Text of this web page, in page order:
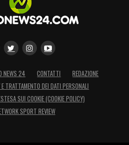
NEWS 24 CONTATTI
REDAZIONE
TRATTAMENTO DEI DATI PERSONALI
SUI COOKIE (COOKIE POLICY)
SPORT REVIEW